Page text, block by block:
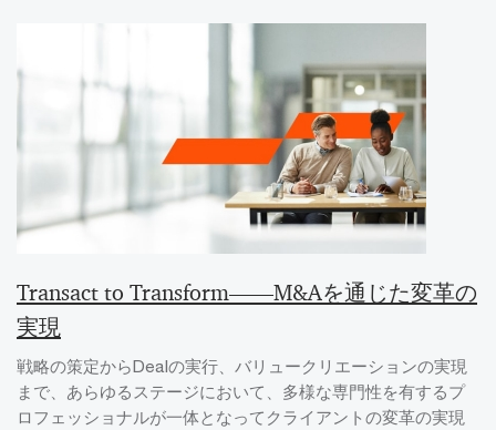
Transact to Transform――M&Aを通じた変革の
実現
戦略の策定からDealの実行、バリュークリエーションの実現
まで、あらゆるステージにおいて、多様な専門性を有するプ
ロフェッショナルが一体となってクライアントの変革の実現